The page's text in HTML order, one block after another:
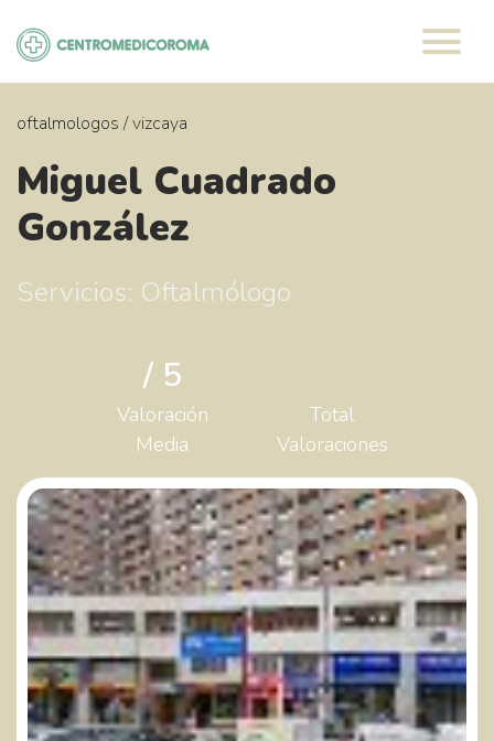
contenido
oftalmologos /vizcaya
Miguel Cuadrado
González
Servicios: Oftalmólogo
/ 5
Valoración
Media
Total
Valoraciones